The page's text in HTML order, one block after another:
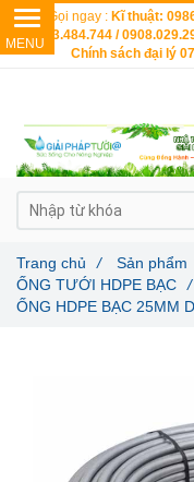
Trang chủ / Sản phẩm
ỐNG TƯỚI HDPE BẠC
/
ỐNG HDPE BẠC 25MM
Gọi ngay : Kĩ thuật:
0903.484.744 /
Chính sách đại lý